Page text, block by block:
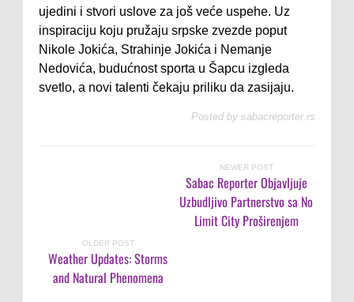
ujedini i stvori uslove za još veće uspehe. Uz
inspiraciju koju pružaju srpske zvezde poput
Nikole Jokića, Strahinje Jokića i Nemanje
Nedovića, budućnost sporta u Šapcu izgleda
svetlo, a novi talenti čekaju priliku da zasijaju.
Posted by sabacreporter.rs
NEWER POST
Sabac Reporter Objavljuje
Uzbudljivo Partnerstvo sa No
Limit City Proširenjem
OLDER POST
Weather Updates: Storms
and Natural Phenomena